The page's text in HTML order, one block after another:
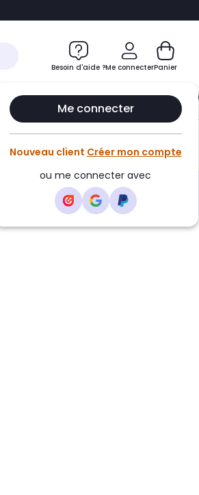
au chatbot
Besoin d'aide ?Me connecter
Me connecter
Nouveau client Créer mon compte
ou me connecter avec
Panier
Le Club Infinity
Ajouter au panier